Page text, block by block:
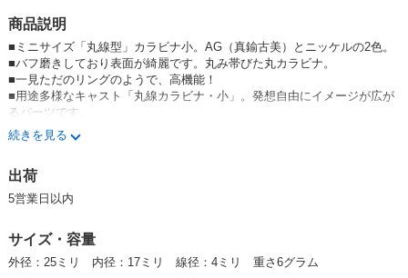
商品説明
■ミニサイズ「丸線型」カラビナ小。AG（真鍮古美）とニッケルの2色。
■バフ磨きしており表面が綺麗です。丸み帯びた丸カラビナ。
■一見ただのリングのようで、高機能！
■用途多様なキャスト「丸線カラビナ・小」。発想自由にイメージが広が
るパーツです。
■外径25mmのミニサイズ。
続きを見る
出荷
5営業日以内
サイズ・容量
外径：25ミリ 内径：17ミリ 線径：4ミリ 重さ6グラム